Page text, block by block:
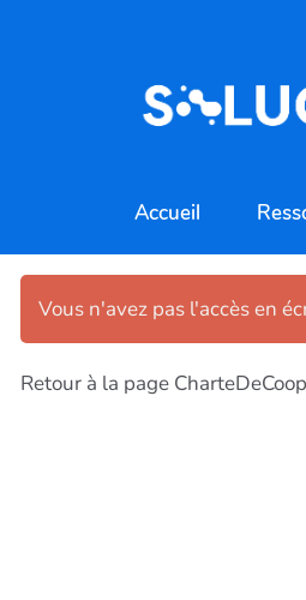
Accueil
Vous n'avez pas l'accès en
Retour à la page